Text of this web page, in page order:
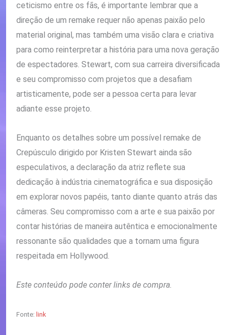
ceticismo entre os fãs, é importante lembrar que a
direção de um remake requer não apenas paixão pelo
material original, mas também uma visão clara e criativa
para como reinterpretar a história para uma nova geração
de espectadores. Stewart, com sua carreira diversificada
e seu compromisso com projetos que a desafiam
artisticamente, pode ser a pessoa certa para levar
adiante esse projeto.
Enquanto os detalhes sobre um possível remake de
Crepúsculo dirigido por Kristen Stewart ainda são
especulativos, a declaração da atriz reflete sua
dedicação à indústria cinematográfica e sua disposição
em explorar novos papéis, tanto diante quanto atrás das
câmeras. Seu compromisso com a arte e sua paixão por
contar histórias de maneira autêntica e emocionalmente
ressonante são qualidades que a tornam uma figura
respeitada em Hollywood.
Este conteúdo pode conter links de compra.
Fonte: link